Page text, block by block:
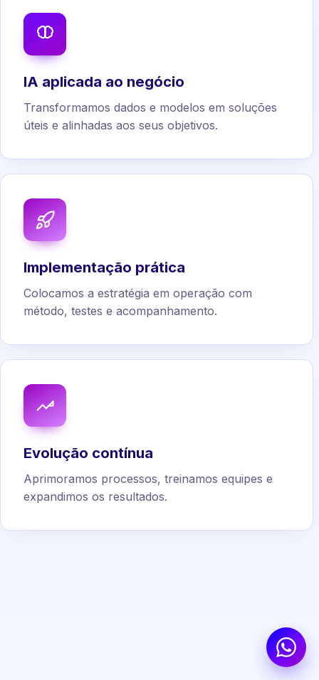
IA aplicada ao negócio
Transformamos dados e modelos em soluções
úteis e alinhadas aos seus objetivos.
Implementação prática
Colocamos a estratégia em operação com
método, testes e acompanhamento.
Evolução contínua
Aprimoramos processos, treinamos equipes e
expandimos os resultados.